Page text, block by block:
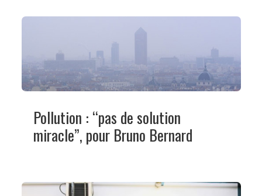
Pollution : “pas de solution
miracle”, pour Bruno Bernard